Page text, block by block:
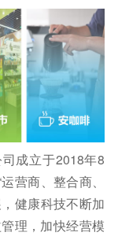
成立于2018年8
营商、整合商、
健康科技不断加
理，加快经营模